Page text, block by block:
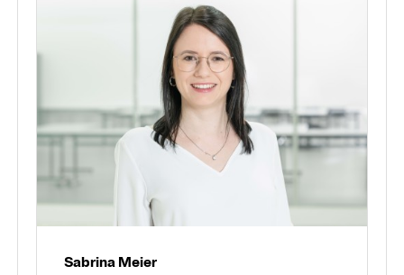
Sabrina Meier